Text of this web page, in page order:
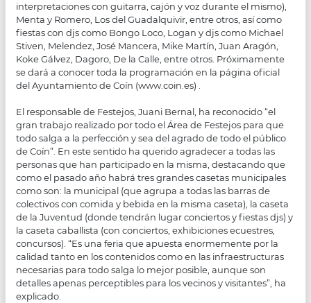
interpretaciones con guitarra, cajón y voz durante el mismo),
Menta y Romero, Los del Guadalquivir, entre otros, así como
fiestas con djs como Bongo Loco, Logan y djs como Michael
Stiven, Melendez, José Mancera, Mike Martín, Juan Aragón,
Koke Gálvez, Dagoro, De la Calle, entre otros. Próximamente
se dará a conocer toda la programación en la página oficial
del Ayuntamiento de Coín (www.coin.es) .
El responsable de Festejos, Juani Bernal, ha reconocido “el
gran trabajo realizado por todo el Área de Festejos para que
todo salga a la perfección y sea del agrado de todo el público
de Coín”. En este sentido ha querido agradecer a todas las
personas que han participado en la misma, destacando que
como el pasado año habrá tres grandes casetas municipales
como son: la municipal (que agrupa a todas las barras de
colectivos con comida y bebida en la misma caseta), la caseta
de la Juventud (donde tendrán lugar conciertos y fiestas djs) y
la caseta caballista (con conciertos, exhibiciones ecuestres,
concursos). “Es una feria que apuesta enormemente por la
calidad tanto en los contenidos como en las infraestructuras
necesarias para todo salga lo mejor posible, aunque son
detalles apenas perceptibles para los vecinos y visitantes”, ha
explicado.